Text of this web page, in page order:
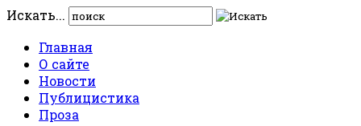
Искать...
Главная
О сайте
Новости
Публицистика
Проза